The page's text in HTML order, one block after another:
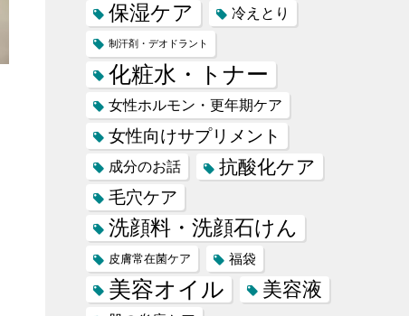
保湿ケア 冷えとり
制汗剤・デオドラント
化粧水・トナー
女性ホルモン・更年期ケア
女性向けサプリメント
成分のお話 抗酸化ケア
毛穴ケア
洗顔料・洗顔石けん
皮膚常在菌ケア 福袋
美容オイル 美容液